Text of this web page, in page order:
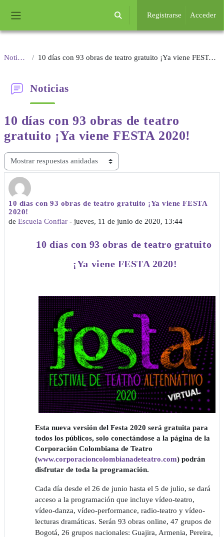
Selector de búsqueda de entrada
Registrarse Acceder
Noticias 10 días con 93 obras de teatro gratuito ¡Ya viene FESTA 2020!
Noticias
10 días con 93 obras de teatro
gratuito ¡Ya viene FESTA 2020!
Mostrar modo
10 días con 93 obras de teatro gratuito ¡Ya viene FESTA
2020!
de Escuela Confiar - jueves, 11 de junio de 2020, 13:44
Número de respuestas: 0
10 días con 93 obras de teatro gratuito
¡Ya viene FESTA 2020!
Esta nueva versión del Festa 2020 será gratuita para
todos los públicos, solo conectándose a la página de la
Corporación Colombiana de Teatro
(www.corporacioncolombianadeteatro.com) podrán
disfrutar de toda la programación.
Cada día desde el 26 de junio hasta el 5 de julio, se dará
acceso a la programación que incluye vídeo-teatro,
vídeo-danza, vídeo-performance, radio-teatro y vídeo-
lecturas dramáticas. Serán 93 obras online, 47 grupos de
Bogotá, 26 grupos nacionales: Guajira, Armenia, Pereira,